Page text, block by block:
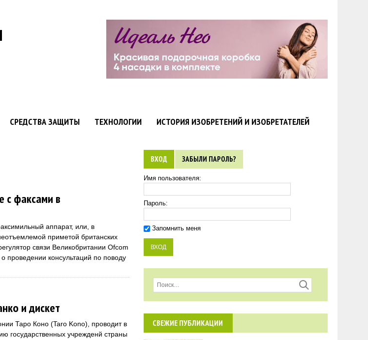
СРЕДСТВА ЗАЩИТЫ ТЕХНОЛОГИИ ИСТОРИЯ ИЗОБРЕТЕНИЙ И ИЗОБРЕТАТЕЛЕЙ
с факсами в
аппарат, или, в
приметой британских
связи Великобритании Ofcom
проведении консультаций по поводу
и дискет
Таро Коно (Taro Kono), проводит в
государственных учрежденй страны
ВХОД ЗАБЫЛИ ПАРОЛЬ?
Имя пользователя:
Пароль:
Запомнить меня
СВЕЖИЕ ПУБЛИКАЦИИ